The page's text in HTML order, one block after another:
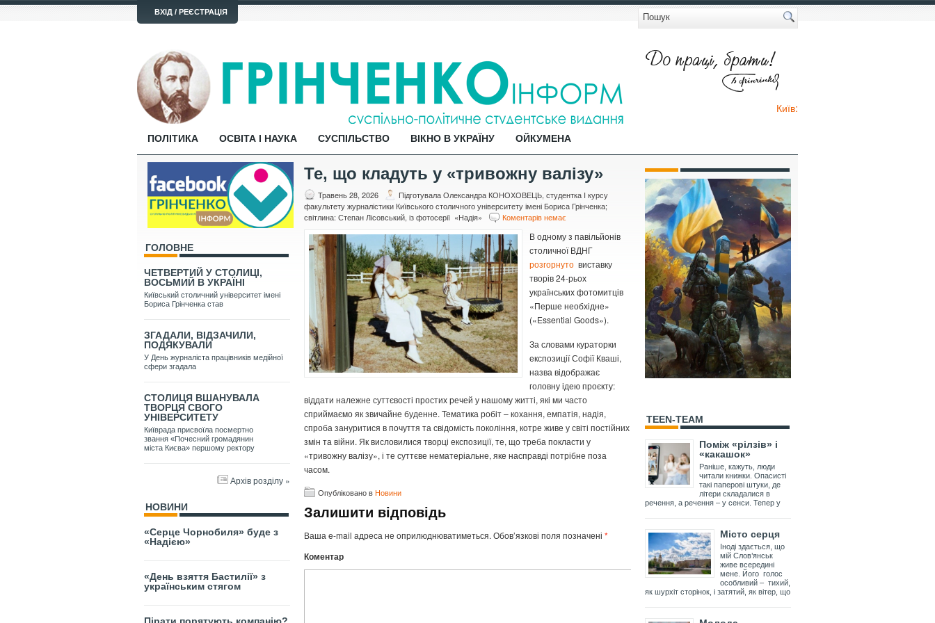
ВХІД / РЕЄСТРАЦІЯ
Київ:
ПОЛІТИКА ОСВІТА І НАУКА СУСПІЛЬСТВО ВІКНО В УКРАЇНУ ОЙКУМЕНА
ГОЛОВНЕ
ЧЕТВЕРТИЙ У СТОЛИЦІ,
ВОСЬМИЙ В УКРАЇНІ
Київський столичний університет імені
Бориса Грінченка став
ЗГАДАЛИ, ВІДЗАЧИЛИ,
ПОДЯКУВАЛИ
У День журналіста працівників медійної
сфери згадала
СТОЛИЦЯ ВШАНУВАЛА
ТВОРЦЯ СВОГО
УНІВЕРСИТЕТУ
Київрада присвоїла посмертно
звання «Почесний громадянин
міста Києва» першому ректору
Архів розділу »
НОВИНИ
«Серце Чорнобиля» буде з
«Надією»
«День взяття Бастилії» з
українським стягом
Те, що кладуть у «тривожну валізу»
Травень 28, 2026
Підготувала Олександра КОНОХОВЕЦЬ, студентка I курсу
факультету журналістики Київського столичного університету імені Бориса Грінченка;
світлина: Степан Лісовський, із фотосерії «Надія»
Коментарів немає
В одному з павільйонів
столичної ВДНГ
розгорнуто виставку
творів 24-рьох
українських фотомитців
«Перше необхідне»
(«Essential Goods»).
За словами кураторки
експозиції Софії Кваші,
назва відображає
головну ідею проєкту:
віддати належне суттєвості простих речей у нашому житті, які ми часто
сприймаємо як звичайне буденне. Тематика робіт – кохання, емпатія, надія,
спроба зануритися в почуття та свідомість покоління, котре живе у світі постійних
змін та війни. Як висловилися творці експозиції, те, що треба покласти у
«тривожну валізу», і те суттєве нематеріальне, яке насправді потрібне поза
часом.
Опубліковано вНовини
Залишити відповідь
Ваша e-mail адреса не оприлюднюватиметься. Обов’язкові поля позначені *
Коментар
TEEN-TEAM
Поміж «рілзів» і
«какашок»
Раніше, кажуть, люди
читали книжки. Опасисті
такі паперові штуки, де
літери складалися в
речення, а речення – у сенси. Тепер у
Місто серця
Іноді здається, що
мій Слов’янськ
живе всередині
мене. Його голос
особливий – тихий,
як шурхіт сторінок, і затятий, як вітер, що